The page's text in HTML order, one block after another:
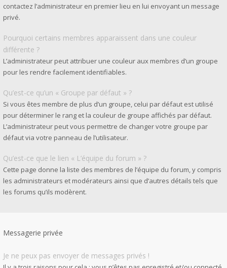
contactez l’administrateur en premier lieu en lui envoyant un message
privé.
Pourquoi certains membres apparaissent dans une couleur
différente ?
L’administrateur peut attribuer une couleur aux membres d’un groupe
pour les rendre facilement identifiables.
Qu’est-ce qu’un « Groupe par défaut » ?
Si vous êtes membre de plus d’un groupe, celui par défaut est utilisé
pour déterminer le rang et la couleur de groupe affichés par défaut.
L’administrateur peut vous permettre de changer votre groupe par
défaut via votre panneau de l’utilisateur.
Qu’est-ce que le lien « L’équipe du forum » ?
Cette page donne la liste des membres de l’équipe du forum, y compris
les administrateurs et modérateurs ainsi que d’autres détails tels que
les forums qu’ils modèrent.
Messagerie privée
Je ne peux pas envoyer de messages privés !